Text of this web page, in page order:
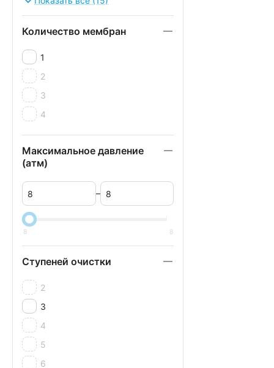
500 GPD
600 GPD
800 GPD
1000 GPD
Количество мембран
1
2
3
4
Максимальное давление
(атм)
–
8 8
Ступеней очистки
2
3
4
5
6